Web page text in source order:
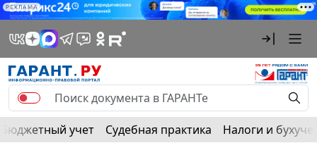
РЕКЛАМА
Бюджетный учет Судебная практика Налоги и